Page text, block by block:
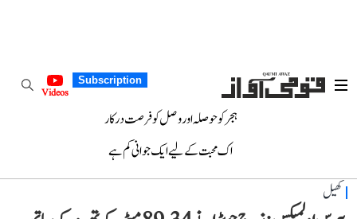
Subscription
Videos
ہجر کو حوصلہ اور وصل کو فرصت درکار
اک محبت کے لیے ایک جوانی کم ہے
کھیل